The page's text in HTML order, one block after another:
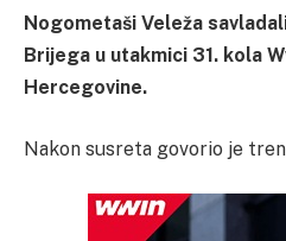
Nogometaši Veleža
Brijega u utakmici 31. kola
Hercegovine.
Nakon susreta govorio je